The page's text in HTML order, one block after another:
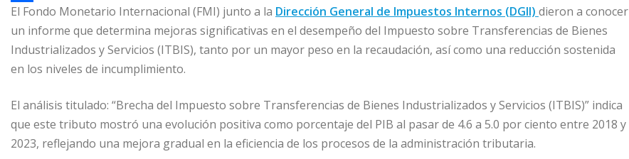
o
k
e
d
I
t
s
A
p
s
s
e
g
e
r
C
o
m
a
r
t
El Fondo Monetario Internacional (FMI) junto a la Dirección General de Impuestos Internos (DGII) dieron a conocer
un informe que determina mejoras significativas en el desempeño del Impuesto sobre Transferencias de Bienes
Industrializados y Servicios (ITBIS), tanto por un mayor peso en la recaudación, así como una reducción sostenida
en los niveles de incumplimiento.
El análisis titulado: “Brecha del Impuesto sobre Transferencias de Bienes Industrializados y Servicios (ITBIS)” indica
que este tributo mostró una evolución positiva como porcentaje del PIB al pasar de 4.6 a 5.0 por ciento entre 2018 y
2023, reflejando una mejora gradual en la eficiencia de los procesos de la administración tributaria.